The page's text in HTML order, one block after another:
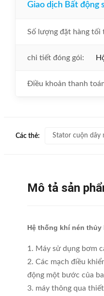
Giao dịch Bất động
Số lượng đặt hàng tối
chi tiết đóng gói:
Điều khoản thanh
Các thẻ: Stator cuộn dây
Mô tả sản
Hệ thống khí nén thủy
1. Máy sử dụng bơm
2. Các mạch điều
động một bước của
3. máy thông qua